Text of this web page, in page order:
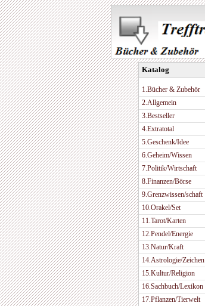
Katalog
1.Bücher & Zubehör
2.Allgemein
3.Bestseller
4.Extratotal
5.Geschenk/Idee
6.Geheim/Wissen
7.Politik/Wirtschaft
8.Finanzen/Börse
9.Grenzwissen/schaft
10.Orakel/Set
11.Tarot/Karten
12.Pendel/Energie
13.Natur/Kraft
14.Astrologie/Zeichen
15.Kultur/Religion
16.Sachbuch/Lexikon
17.Pflanzen/Tierwelt